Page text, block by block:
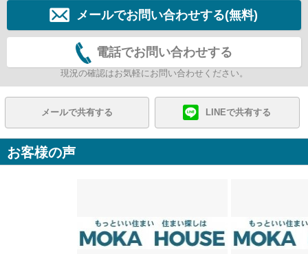
メールでお問い合わせする(無料)
電話でお問い合わせする
現況の確認はお気軽にお問い合わせください。
メールで共有する LINEで共有する
お客様の声